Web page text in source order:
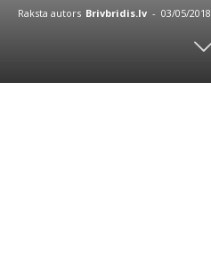
Raksta autors Brivbridis.lv - 03/05/2018